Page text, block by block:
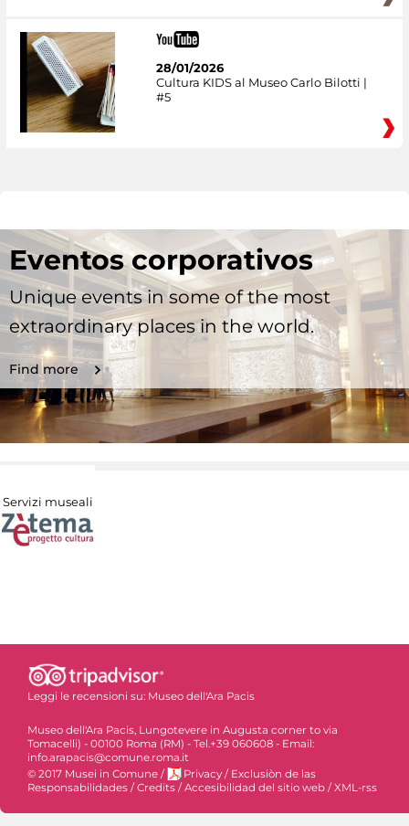
28/01/2026
Cultura KIDS al Museo Carlo Bilotti |
#5
Eventos corporativos
Unique events in some of the most
extraordinary places in the world.
Find more
Servizi museali
Leggi le recensioni su: Museo dell'Ara Pacis
Museo dell'Ara Pacis, Lungotevere in Augusta corner to via
Tomacelli) - 00100 Roma (RM) - Tel.+39 060608 - Email:
info.arapacis@comune.roma.it
© 2017 Musei in Comune / Privacy / Exclusiòn de las
Responsabilidades /Credits /Accesibilidad del sitio web /XML-rss